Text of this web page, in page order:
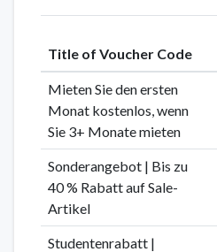
Title of Voucher Code
Mieten Sie den ersten
Monat kostenlos, wenn
Sie 3+ Monate mieten
Sonderangebot | Bis zu
40 % Rabatt auf Sale-
Artikel
Studentenrabatt |